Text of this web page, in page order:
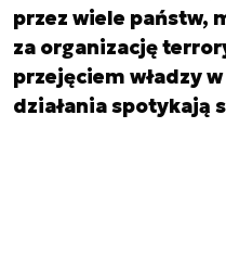
przez wiele państw,
za organizację
przejęciem władzy
działania spotykają